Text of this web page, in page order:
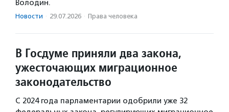
Володин.
Новости · 29.07.2026 · Права человека
В Госдуме приняли два закона,
ужесточающих миграционное
законодательство
С 2024 года парламентарии одобрили уже 32